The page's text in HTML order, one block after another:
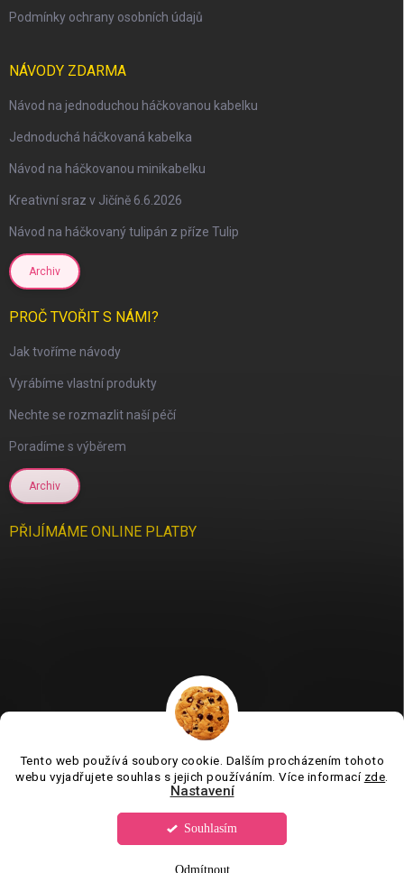
Tento web používá soubory cookie. Dalším procházením tohoto
webu vyjadřujete souhlas s jejich používáním. Více informací zde
Nastavení
Odmítnout
Souhlasím
Podmínky ochrany osobních údajů
NÁVODY ZDARMA
Návod na jednoduchou háčkovanou kabelku
Jednoduchá háčkovaná kabelka
Návod na háčkovanou minikabelku
Kreativní sraz v Jičíně 6.6.2026
Návod na háčkovaný tulipán z příze Tulip
Archiv
PROČ TVOŘIT S NÁMI?
Jak tvoříme návody
Vyrábíme vlastní produkty
Nechte se rozmazlit naší péčí
Poradíme s výběrem
Archiv
PŘIJÍMÁME ONLINE PLATBY
Jsme tu pro vás už 11 let❤️
Tvorboshop.cz. Všechna práva vyhrazena.
nastavení cookies